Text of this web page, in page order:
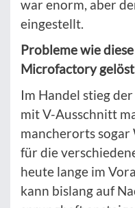
war enorm, aber
eingestellt.
Probleme wie
Microfactory
Im Handel stieg
mit V-Ausschnitt
mancherorts sogar
für die
heute lange im
kann bislang auf